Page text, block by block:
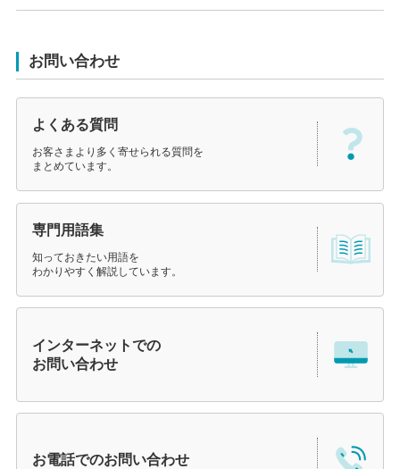
お問い合わせ
よくある質問
お客さまより多く寄せられる質問を
まとめています。
専門用語集
知っておきたい用語を
わかりやすく解説しています。
インターネットでの
お問い合わせ
お電話でのお問い合わせ